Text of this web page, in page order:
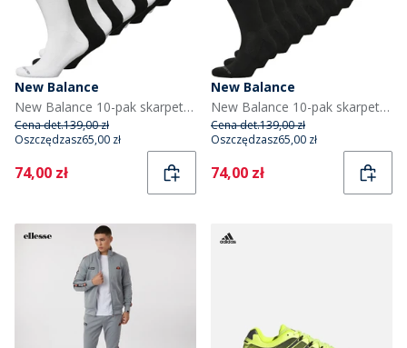
New Balance
New Balance 10-pak skarpet crew z wyściółką kolor czarno-biały
Cena det.139,00 zł
Oszczędzasz65,00 zł
Current
74,00 zł
New Balance
New Balance 10-pak skarpet crew z amortyzacją dla niego kolor czarny
Cena det.139,00 zł
Oszczędzasz65,00 zł
Current
74,00 zł